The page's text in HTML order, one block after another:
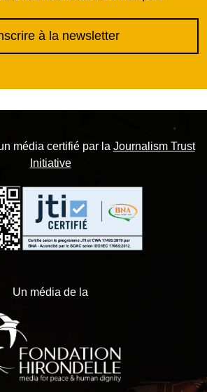
à la newsletter
média certifié par la Journalism Trust
Initiative
Un média de la